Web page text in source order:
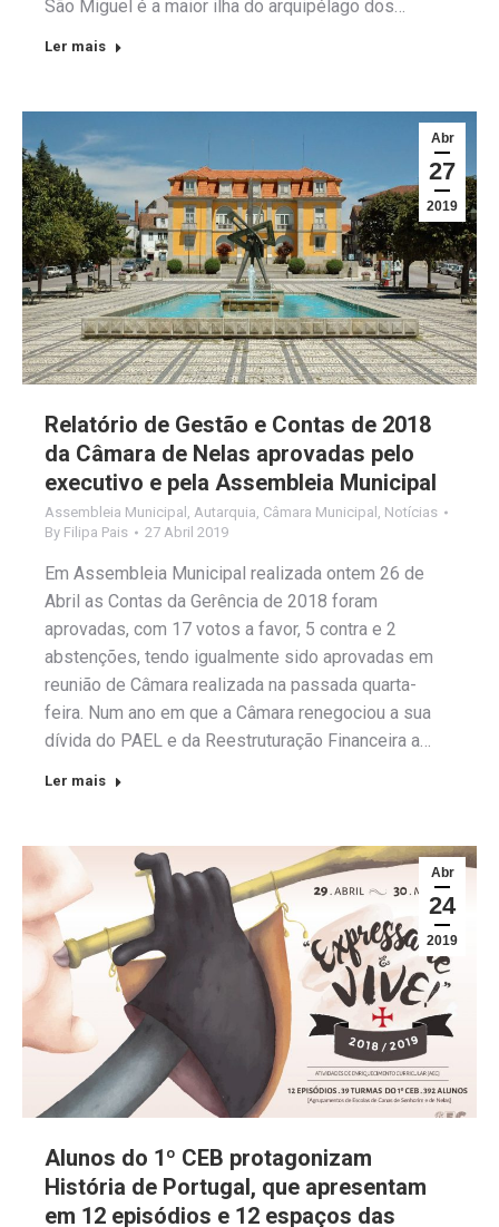
São Miguel é a maior ilha do arquipélago dos…
Ler mais
Abr
27
2019
Relatório de Gestão e Contas de 2018
da Câmara de Nelas aprovadas pelo
executivo e pela Assembleia Municipal
Assembleia Municipal Autarquia Câmara Municipal Notícias
By Filipa Pais 27 Abril 2019
Em Assembleia Municipal realizada ontem 26 de
Abril as Contas da Gerência de 2018 foram
aprovadas, com 17 votos a favor, 5 contra e 2
abstenções, tendo igualmente sido aprovadas em
reunião de Câmara realizada na passada quarta-
feira. Num ano em que a Câmara renegociou a sua
dívida do PAEL e da Reestruturação Financeira a…
Ler mais
Abr
24
2019
Alunos do 1º CEB protagonizam
História de Portugal, que apresentam
em 12 episódios e 12 espaços das